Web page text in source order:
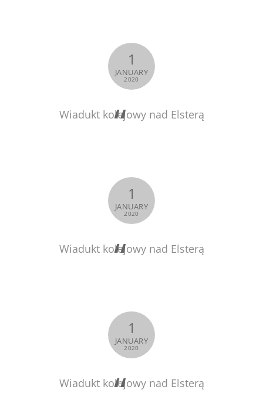
1
JANUARY
2020
Wiadukt kolejowy nad Elsterą
1
JANUARY
2020
Wiadukt kolejowy nad Elsterą
1
JANUARY
2020
Wiadukt kolejowy nad Elsterą